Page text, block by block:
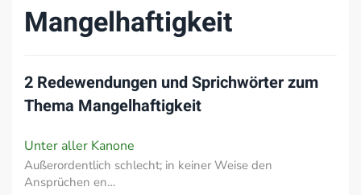
Mangelhaftigkeit
2 Redewendungen und Sprichwörter zum
Thema Mangelhaftigkeit
Unter aller Kanone
Außerordentlich schlecht; in keiner Weise den
Ansprüchen en…